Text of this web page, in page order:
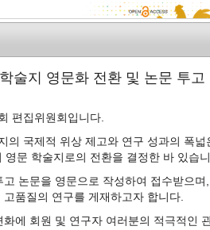
T
o
e
n
a
List
술지 영문화 전환 및 논문 투고
편집위원회입니다.
의 국제적 위상 제고와 연구 성과의 폭넓
영문 학술지로의 전환을 결정한 바 있습
논문을 영문으로 작성하여 접수받으며,
품질의 연구를 게재하고자 합니다.
에 회원 및 연구자 여러분의 적극적인